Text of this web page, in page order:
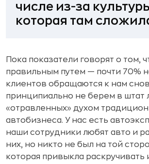
числе из-за
которая там
Пока показатели говорят о том,
правильным путем — почти 70%
клиентов обращаются к нам
принципиально не берем в штат
«отравленных» духом
автобизнеса. У нас есть
наши сотрудники любят авто и
них, но никто не был на той
которая привыкла раскручивать